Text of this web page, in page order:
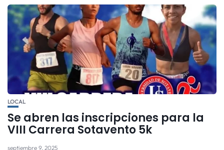
LOCAL
Se abren las inscripciones para la
VIII Carrera Sotavento 5k
septiembre 9, 2025